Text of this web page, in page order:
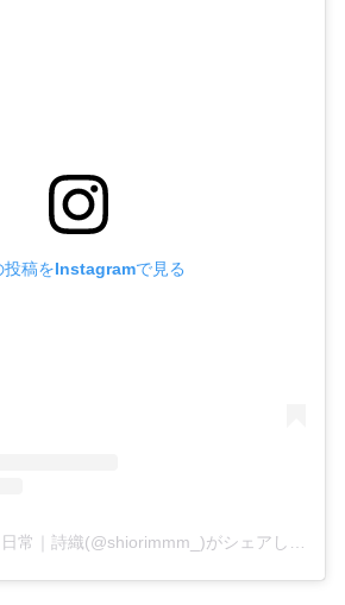
投稿をInstagramで見る
しおりのなんとなく日常｜詩織(@shiorimmm_)がシェアした投稿